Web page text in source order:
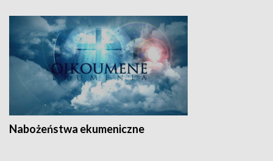
Nabożeństwa ekumeniczne